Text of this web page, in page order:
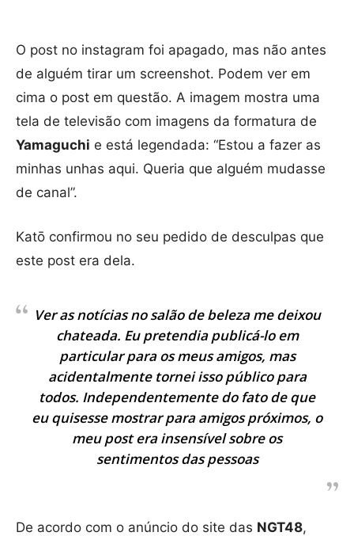
O post no instagram foi apagado, mas não antes
de alguém tirar um screenshot. Podem ver em
cima o post em questão. A imagem mostra uma
tela de televisão com imagens da formatura de
Yamaguchi e está legendada: “Estou a fazer as
minhas unhas aqui. Queria que alguém mudasse
de canal”.
Katō confirmou no seu pedido de desculpas que
este post era dela.
Ver as notícias no salão de beleza me deixou
chateada. Eu pretendia publicá-lo em
particular para os meus amigos, mas
acidentalmente tornei isso público para
todos. Independentemente do fato de que
eu quisesse mostrar para amigos próximos, o
meu post era insensível sobre os
sentimentos das pessoas
De acordo com o anúncio do site das NGT48,